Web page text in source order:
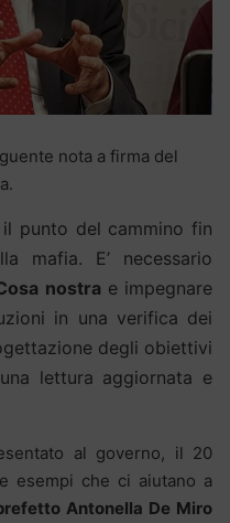
nota a firma del
punto del cammino fin
mafia. E’ necessario
nostra e impegnare
in una verifica dei
degli obiettivi
lettura aggiornata e
al governo, il 20
esempi che ci aiutano a
Antonella De Miro